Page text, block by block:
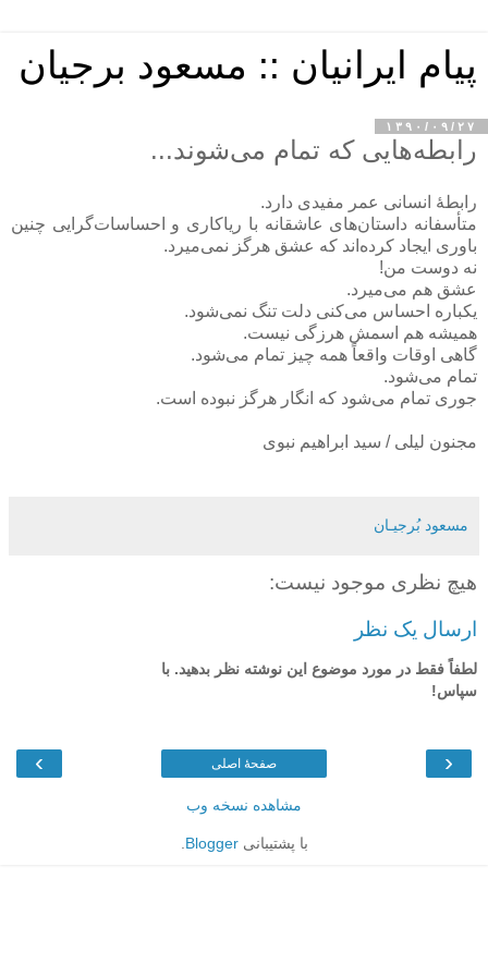
پیام ایرانیان :: مسعود برجیان
۱۳۹۰/۰۹/۲۷
رابطه‌هایی که تمام می‌شوند...
رابطهٔ انسانی عمر مفیدی دارد.
متأسفانه داستان‌های عاشقانه با ریاکاری و احساسات‌گرایی چنین
باوری ایجاد کرده‌اند که عشق هرگز نمی‌میرد.
نه دوست من!
عشق هم می‌میرد.
یکباره احساس می‌کنی دلت تنگ نمی‌شود.
همیشه هم اسمش هرزگی نیست.
گاهی اوقات واقعاً همه چیز تمام می‌شود.
تمام می‌شود.
جوری تمام می‌شود که انگار هرگز نبوده است.
مجنون لیلی / سید ابراهیم نبوی
مسعود بُرجيـان
هیچ نظری موجود نیست:
ارسال یک نظر
لطفاً فقط در مورد موضوع این نوشته نظر بدهید. با
سپاس!
‹
› صفحهٔ اصلی
مشاهده نسخه وب
با پشتیبانیBlogger